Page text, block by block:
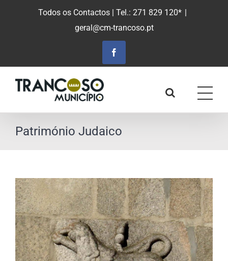
Todos os Contactos | Tel.: 271 829 120* |
geral@cm-trancoso.pt
Facebook
Património Judaico